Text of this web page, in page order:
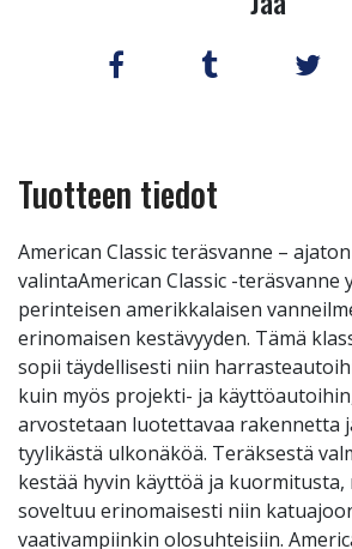
Tuotteen tiedot
American Classic teräsvanne –
valintaAmerican Classic -teräsvanne
perinteisen amerikkalaisen
erinomaisen kestävyyden. Tämä
sopii täydellisesti niin
kuin myös projekti- ja
arvostetaan luotettavaa rakennetta
tyylikästä ulkonäköä. Teräksestä
kestää hyvin käyttöä ja kuormitusta,
soveltuu erinomaisesti niin
vaativampiinkin olosuhteisiin.